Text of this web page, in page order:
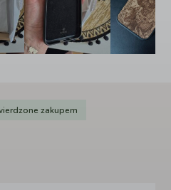
zakupem